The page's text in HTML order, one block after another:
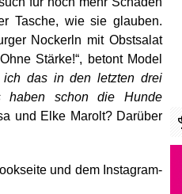
Tasche, wie sie glauben.
Nockerln mit Obstsalat
Stärke!“, betont Model
ich das in den letzten drei
haben schon die Hunde
und Elke Marolt? Darüber
und dem Instagram-